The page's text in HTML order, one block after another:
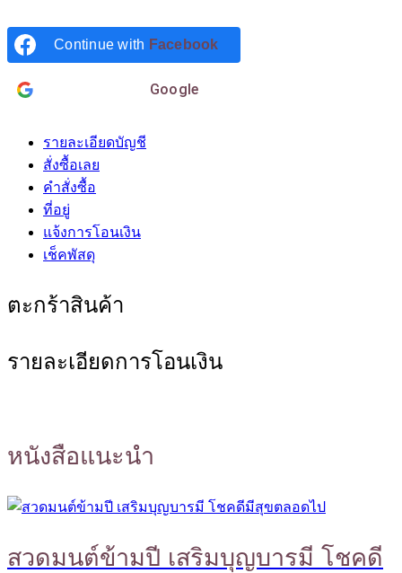
Continue with Facebook
Google
รายละเอียดบัญชี
สั่งซื้อเลย
คำสั่งซื้อ
ที่อยู่
แจ้งการโอนเงิน
เช็คพัสดุ
ตะกร้าสินค้า
รายละเอียดการโอนเงิน
หนังสือแนะนำ
สวดมนต์ข้ามปี เสริมบุญบารมี โชคดี